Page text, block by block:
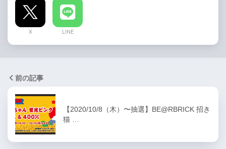
X LINE
前の記事
【2020/10/8（木）〜抽選】BE@RBRICK 招き
猫 …